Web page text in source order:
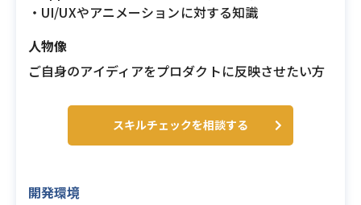
・UI/UXやアニメーションに対する知識
人物像
ご自身のアイディアをプロダクトに反映させたい方
スキルチェックを相談する
開発環境